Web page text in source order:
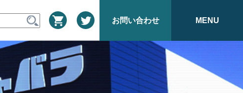
お問い合わせ MENU